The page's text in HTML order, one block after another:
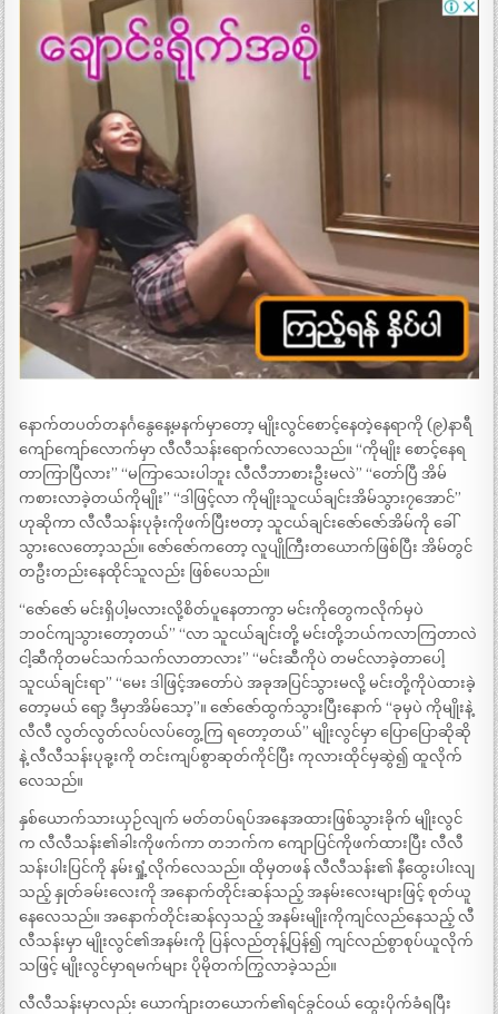
နောက်တပတ်တနင်္ဂနွေနေ့မနက်မှာတော့ မျိုးလွင်စောင့်နေတဲ့နေရာကို (၉)နာရီ
ကျော်ကျော်လောက်မှာ လီလီသန်းရောက်လာလေသည်။ “ကိုမျိုး စောင့်နေရ
တာကြာပြီလား” “မကြာသေးပါဘူး လီလီဘာစားဦးမလဲ” “တော်ပြီ အိမ်
ကစားလာခဲ့တယ်ကိုမျိုး” “ဒါဖြင့်လာ ကိုမျိုးသူငယ်ချင်းအိမ်သွား၇အောင်”
ဟုဆိုကာ လီလီသန်းပုခုံးကိုဖက်ပြီးဗတာ့ သူငယ်ချင်းဇော်ဇော်အိမ်ကို ခေါ်
သွားလေတော့သည်။ ဇော်ဇော်ကတော့ လူပျိုကြီးတယောက်ဖြစ်ပြီး အိမ်တွင်
တဦးတည်းနေထိုင်သူလည်း ဖြစ်ပေသည်။
“ဇော်ဇော် မင်းရှိပါ့မလားလို့စိတ်ပူနေတာကွာ မင်းကိုတွေကလိုက်မှပဲ
ဘဝင်ကျသွားတော့တယ်” “လာ သူငယ်ချင်းတို့ မင်းတို့ဘယ်ကလာကြတာလဲ
ငါ့ဆီကိုတမင်သက်သက်လာတာလား” “မင်းဆီကိုပဲ တမင်လာခဲ့တာပေါ့
သူငယ်ချင်းရာ” “မေး ဒါဖြင့်အတော်ပဲ အခုအပြင်သွားမလို့ မင်းတို့ကိုပဲထားခဲ့
တော့မယ် ရော့ ဒီမှာအိမ်သော့”။ ဇော်ဇော်ထွက်သွားပြီးနောက် “ခုမှပဲ ကိုမျိုးနဲ့
လီလီ လွတ်လွတ်လပ်လပ်တွေ့ကြ ရတော့တယ်” မျိုးလွင်မှာ ပြောပြောဆိုဆို
နဲ့ လီလီသန်းပုခု့းကို တင်းကျပ်စွာဆုတ်ကိုင်ပြီး ကုလားထိုင်မှဆွဲ၍ ထူလိုက်
လေသည်။
နှစ်ယောက်သားယှဉ်လျက် မတ်တပ်ရပ်အနေအထားဖြစ်သွားခိုက် မျိုးလွင်
က လီလီသန်း၏ခါးကိုဖက်ကာ တဘက်က ကျောပြင်ကိုဖက်ထားပြီး လီလီ
သန်းပါးပြင်ကို နမ်းရှုံ့လိုက်လေသည်။ ထိုမှတဖန် လီလီသန်း၏ နီထွေးပါးလျ
သည့် နှုတ်ခမ်းလေးကို အနောက်တိုင်းဆန်သည့် အနမ်းလေးများဖြင့် စုတ်ယူ
နေလေသည်။ အနောက်တိုင်းဆန်လှသည့် အနမ်းမျိုးကိုကျင်လည်နေသည့် လီ
လီသန်းမှာ မျိုးလွင်၏အနမ်းကို ပြန်လည်တုန့်ပြန်၍ ကျင်လည်စွာစုပ်ယူလိုက်
သဖြင့် မျိုးလွင်မှာရမက်များ ပိုမိုတက်ကြွလာခဲ့သည်။
လီလီသန်းမှာလည်း ယောက်ျားတယောက်၏ရင်ခွင်ဝယ် ထွေးပိုက်ခံရပြီး